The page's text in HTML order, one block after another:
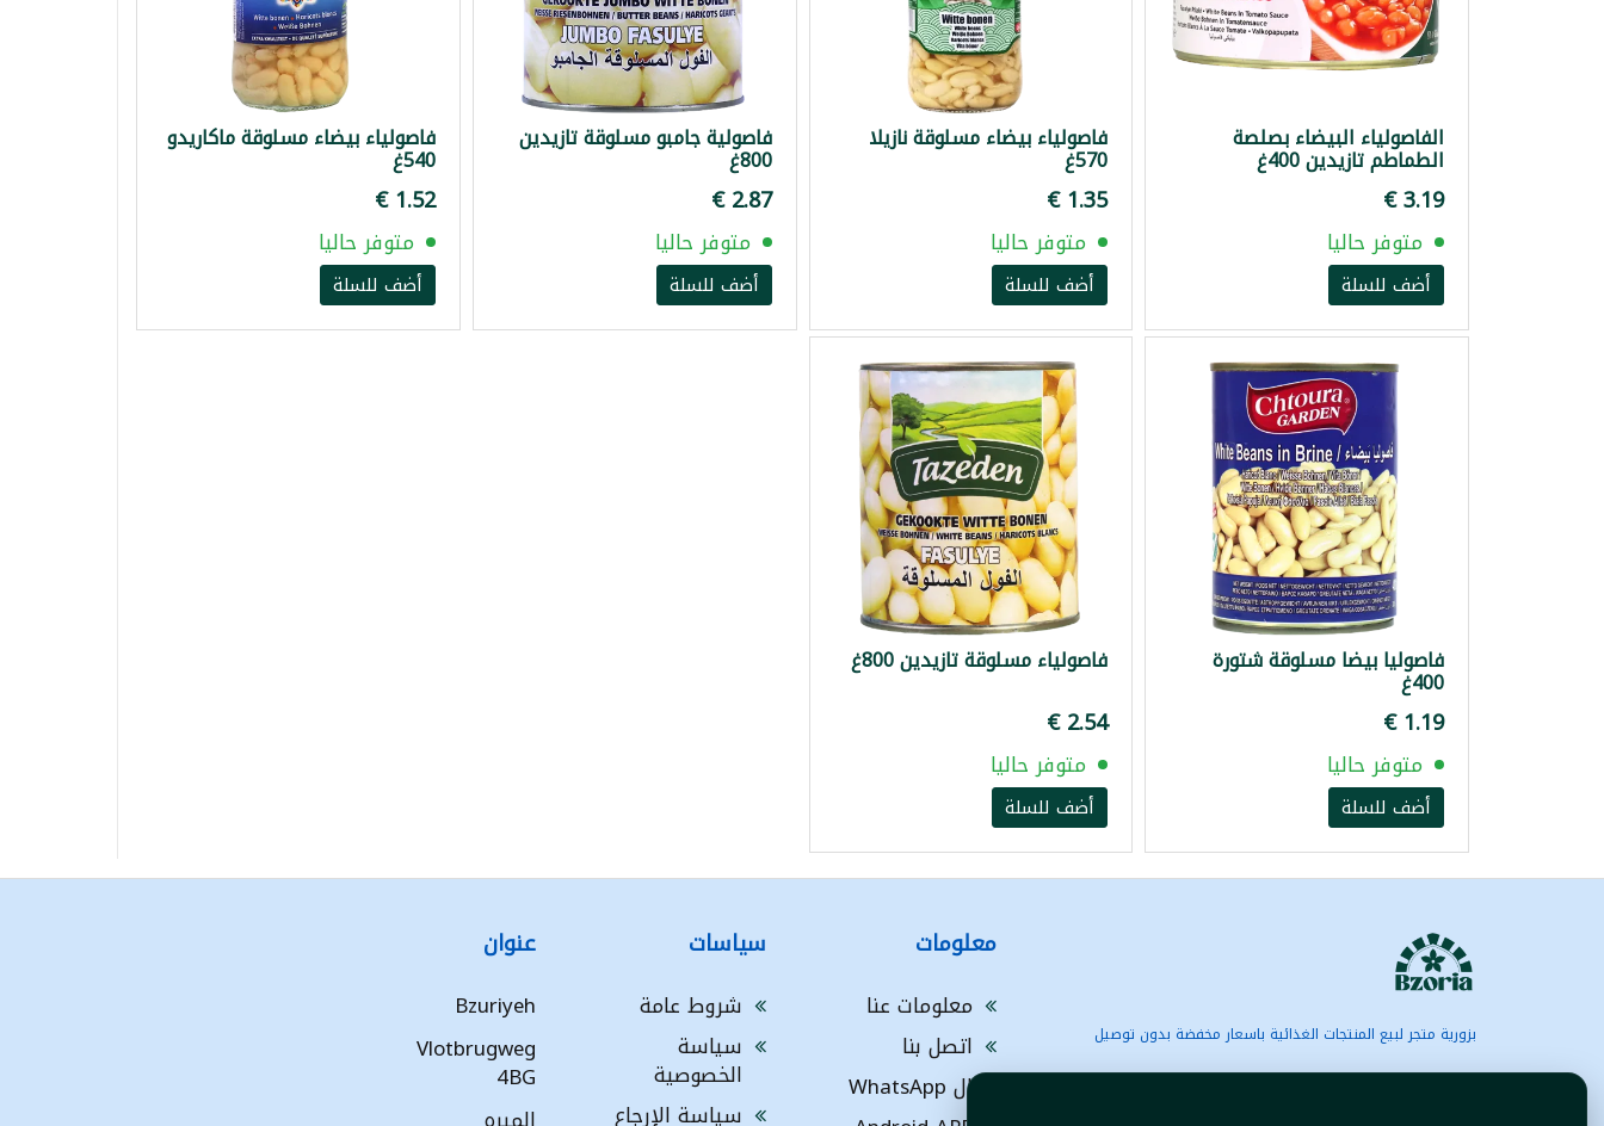
الفاصولياء البيضاء بصلصة
الطماطم تازيدين 400غ
متوفر حاليا
أضف للسلة
فاصولياء بيضاء مسلوقة نازيلا
570غ
‏1.35 €
متوفر حاليا
أضف للسلة
فاصولية جامبو مسلوقة تازيدين
800غ
‏2.87 €
متوفر حاليا
أضف للسلة
فاصولياء بيضاء مسلوقة ماكاريدو
540غ
‏1.52 €
متوفر حاليا
أضف للسلة
فاصوليا بيضا مسلوقة شتورة
400غ
متوفر حاليا
أضف للسلة
فاصولياء مسلوقة تازيدين 800غ
‏2.54 €
متوفر حاليا
أضف للسلة
بزورية متجر لبيع المنتجات الغذائية باسعار مخفضة بدون توصيل
معلومات
معلومات عنا
اتصل بنا
ال WhatsApp
سياسات
شروط عامة
سياسة
الخصوصية
سياسة الإرجاع
عنوان
Bzuriyeh
Vlotbrugweg
4BG